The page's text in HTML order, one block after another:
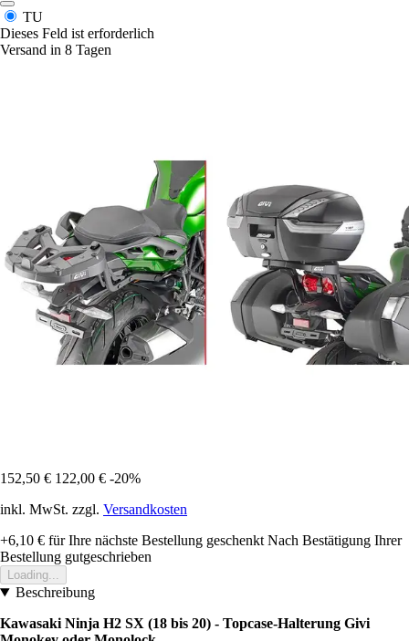
TU
Dieses Feld ist erforderlich
Versand in 8 Tagen
152,50 € 122,00 € -20%
inkl. MwSt. zzgl. Versandkosten
+6,10 € für Ihre nächste Bestellung geschenkt Nach Bestätigung Ihrer
Bestellung gutgeschrieben
Loading...
Beschreibung
Kawasaki Ninja H2 SX (18 bis 20) - Topcase-Halterung Givi